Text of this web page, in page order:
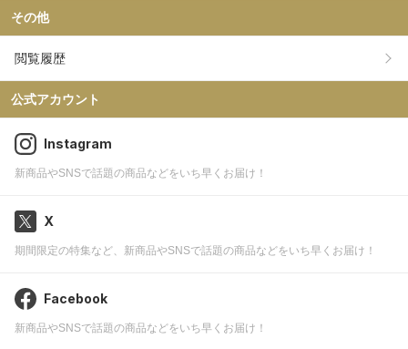
その他
閲覧履歴
公式アカウント
Instagram
新商品やSNSで話題の商品などをいち早くお届け！
X
期間限定の特集など、新商品やSNSで話題の商品などをいち早くお届け！
Facebook
新商品やSNSで話題の商品などをいち早くお届け！